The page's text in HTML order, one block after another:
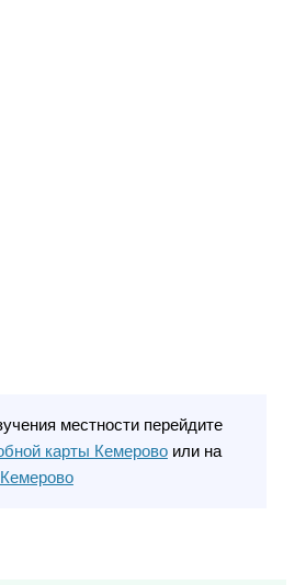
местности перейдите
карты Кемеровоили на